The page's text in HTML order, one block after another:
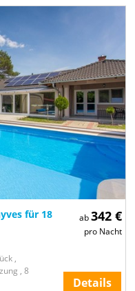
ab342 €
pro Nacht
für 18
,
, 8
Details